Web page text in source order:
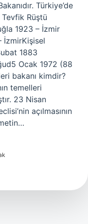
Türkiye’de
Tevfik Rüştü
1923 – İzmir
İzmirKişisel
1883
Ocak 1972 (88
bakanı kimdir?
temelleri
23 Nisan
açılmasının